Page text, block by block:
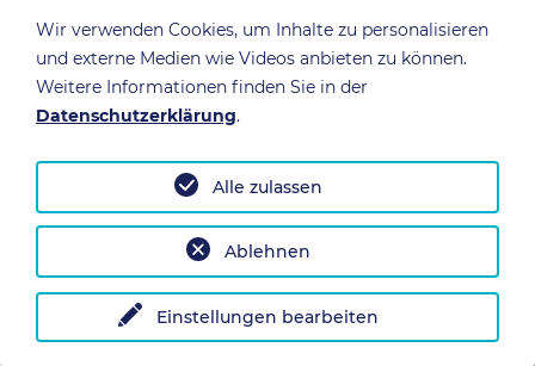
die Tänzerin vormacht, dieses dann versuchen,
erkennbar zu kopieren, um dann festzustellen, dass
sich die nette Türkin schon wieder ganz anders
bewegt. Zum Abschluss immerhin dürfen wir der
gibt erneut warnende Blicke seitens Annettes.
Stationen unserer Rundreise
Tag
Reiseverlauf und Ausflugsziele
1
Flug von Stuttgart nach Antalya und
Wir verwenden Cookies, um Inhalte zu personalisieren
und externe Medien wie Videos anbieten zu können.
Weitere Informationen finden Sie in der
Datenschutzerklärung.
Einstellungen bearbeiten
Ablehnen
Alle zulassen